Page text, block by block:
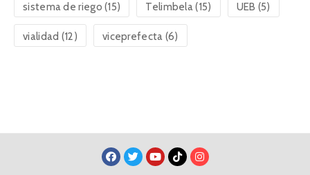
sistema de riego (15) Telimbela(15) UEB (5)
vialidad (12) viceprefecta (6)